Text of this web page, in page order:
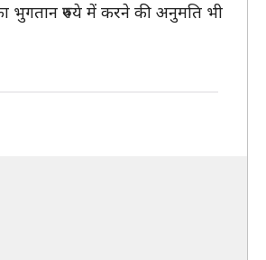
भुगतान रुपये में करने की अनुमति भी